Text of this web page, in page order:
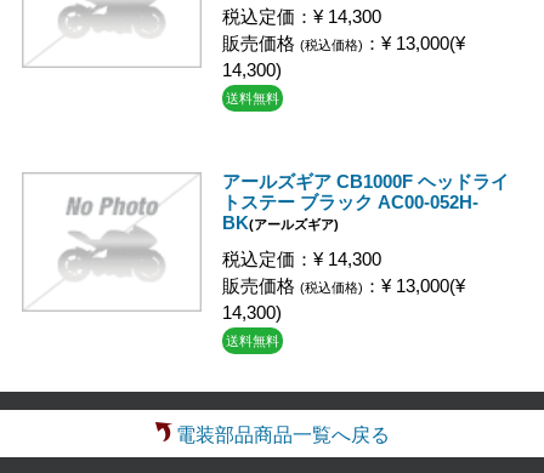
税込定価：¥ 14,300
販売価格 (税込価格) ：¥ 13,000(¥
14,300)
送料無料
アールズギア CB1000F ヘッドライ
トステー ブラック AC00-052H-
BK(アールズギア)
税込定価：¥ 14,300
販売価格 (税込価格) ：¥ 13,000(¥
14,300)
送料無料
電装部品商品一覧へ戻る